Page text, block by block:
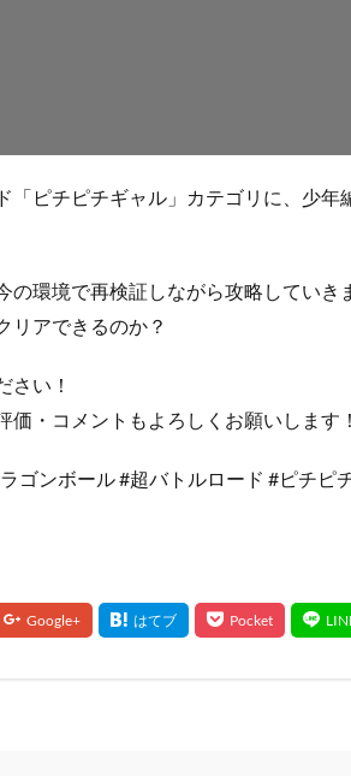
「ピチピチギャル」カテゴリに、少年
の環境で再検証しながら攻略していき
リアできるのか？
さい！
価・コメントもよろしくお願いします！
ゴンボール #超バトルロード #ピチピ